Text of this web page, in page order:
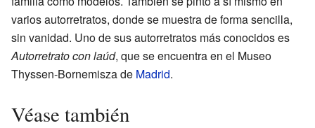
varios autorretratos, donde se muestra de forma sencilla,
sin vanidad. Uno de sus autorretratos más conocidos es
Autorretrato con laúd, que se encuentra en el Museo
Thyssen-Bornemisza de Madrid.
Véase también